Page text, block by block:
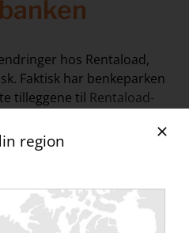
hos Rentaload,
Faktisk har benkeparken
tilleggene til Rentaload-
egenskaper i tillegg til
region